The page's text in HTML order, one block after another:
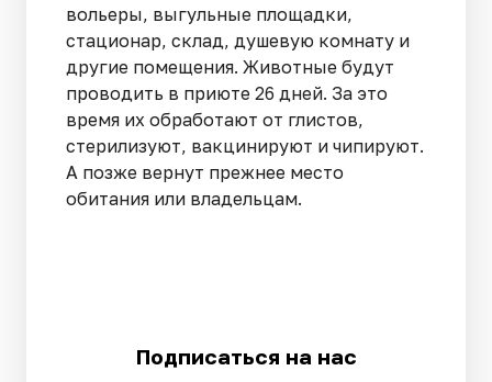
вольеры, выгульные площадки,
стационар, склад, душевую комнату и
другие помещения. Животные будут
проводить в приюте 26 дней. За это
время их обработают от глистов,
стерилизуют, вакцинируют и чипируют.
А позже вернут прежнее место
обитания или владельцам.
Подписаться на нас